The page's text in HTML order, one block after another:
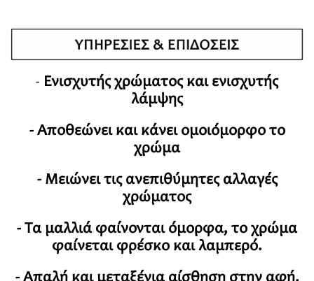
- Ενισχυτής χρώματος και ενισχυτής
λάμψης
- Αποθεώνει και κάνει ομοιόμορφο το
χρώμα
- Μειώνει τις ανεπιθύμητες αλλαγές
χρώματος
- Τα μαλλιά φαίνονται όμορφα, το χρώμα
φαίνεται φρέσκο και λαμπερό.